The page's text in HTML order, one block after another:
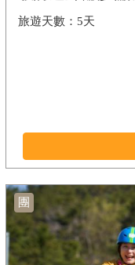
5天
團